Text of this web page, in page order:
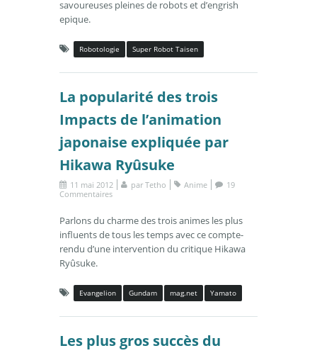
savoureuses pleines de robots et d’engrish
epique.
Robotologie Super Robot Taisen
La popularité des trois
Impacts de l’animation
japonaise expliquée par
Hikawa Ryûsuke
11 mai 2012 par Tetho Anime
19
Commentaires
Parlons du charme des trois animes les plus
influents de tous les temps avec ce compte-
rendu d’une intervention du critique Hikawa
Ryûsuke.
Evangelion Gundam mag.net Yamato
Les plus gros succès du